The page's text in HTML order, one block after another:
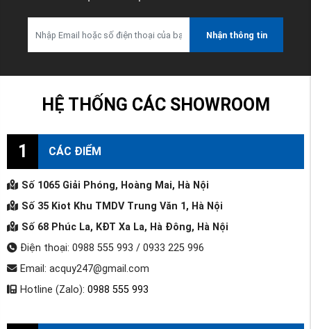
Nhận thông tin
HỆ THỐNG CÁC SHOWROOM
1 CÁC ĐIỂM
Số 1065 Giải Phóng, Hoàng Mai, Hà Nội
Số 35 Kiot Khu TMDV Trung Văn 1, Hà Nội
Số 68 Phúc La, KĐT Xa La, Hà Đông, Hà Nội
Điện thoại: 0988 555 993 / 0933 225 996
Email: acquy247@gmail.com
Hotline (Zalo): 0988 555 993